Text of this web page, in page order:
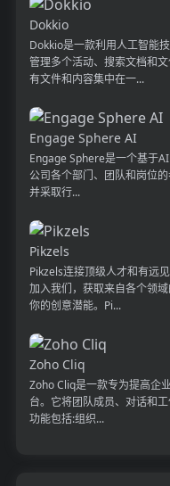
Dokkio
Dokkio是一款利用人工智能
管理多个活动、搜索文档和
有文件和内容集中在一...
Engage Sphere AI
Engage Sphere是一个基于
公司各个部门、团队和岗位
并采取行...
Pikzels
Pikzels连接顶级人才和有远
加入我们，获取来自各个领
你的创意潜能。Pi...
Zoho Cliq
Zoho Cliq是一款专为提高企
台。它将团队成员、对话和
功能包括:组织...